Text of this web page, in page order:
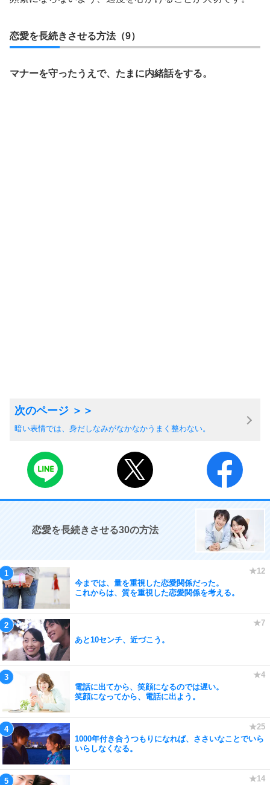
恋愛を長続きさせる方法（9）
マナーを守ったうえで、たまに内緒話をする。
暗い表情では、身だしなみがなかなかうまく整わない。
恋愛を長続きさせる30の方法
今までは、量を重視した恋愛関係だった。
これからは、質を重視した恋愛関係を考える。
あと10センチ、近づこう。
電話に出てから、笑顔になるのでは遅い。
笑顔になってから、電話に出よう。
1000年付き合うつもりになれば、ささいなことでいら
いらしなくなる。